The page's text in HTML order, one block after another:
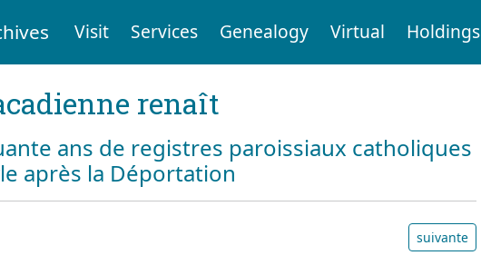
Visit Services Genealogy Virtual Holdings
renaît
ans de registres paroissiaux catholiques
après la Déportation
suivante